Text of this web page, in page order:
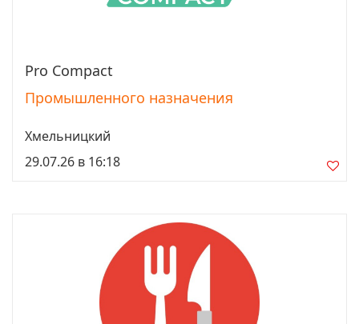
Pro Compact
Промышленного назначения
Хмельницкий
29.07.26 в 16:18